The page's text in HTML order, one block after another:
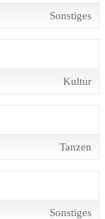
Sonstiges
Kultur
Tanzen
Sonstiges